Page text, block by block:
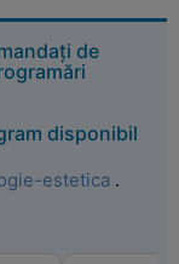
de
disponibil
estetica .